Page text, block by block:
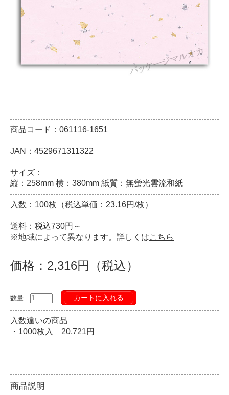
商品コード：061116-1651
JAN：4529671311322
サイズ：
縦：258mm 横：380mm 紙質：無蛍光雲流和紙
入数：100枚（税込単価：23.16円/枚）
送料：税込730円～
※地域によって異なります。詳しくはこちら
価格：2,316円（税込）
数量 カートに入れる
入数違いの商品
・ 1000枚入 20,721円
商品説明